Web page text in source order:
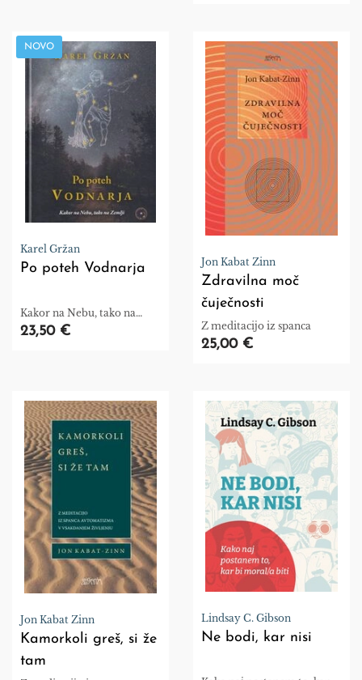
NOVO
Karel Gržan
Po poteh Vodnarja
Kakor na Nebu, tako na
Zemlji
23,50 €
Jon Kabat Zinn
Zdravilna moč
čuječnosti
Z meditacijo iz spanca
25,00 €
Jon Kabat Zinn
Kamorkoli greš, si že
tam
Lindsay C. Gibson
Ne bodi, kar nisi